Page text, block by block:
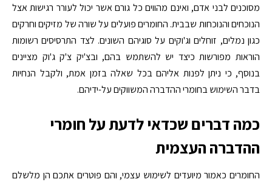
מסוכנים לבני אדם, ואינם מהווים כל גורם אשר יכול לעורר רגישות אצל
הנוכחים והנוכחות שבבית. החומרים פועלים על שורה של מזיקים וחרקים
כגון נמלים, זוחלים וג'וקים על סוגיהם השונים. לצד התרסיסים רשומות
הוראות מפורשות כיצד יש להשתמש בהם, ובצ'יק צ'ק ג'וק מציינים
בנוסף, כי ניתן לפנות אליהם בכל שאלה בזמן אמת, ולקבל הנחיות
בדבר השימוש בחומרי ההדברה המשווקים על-ידיהם.
כמה דברים שכדאי לדעת על חומרי
ההדברה העצמית
החומרים כאמור מיועדים לשימוש עצמי, והם פוטרים אתכם הן מלשלם